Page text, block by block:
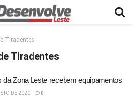
Tiradentes
Tiradentes
da Zona Leste recebem equipamentos
DE 2020 0